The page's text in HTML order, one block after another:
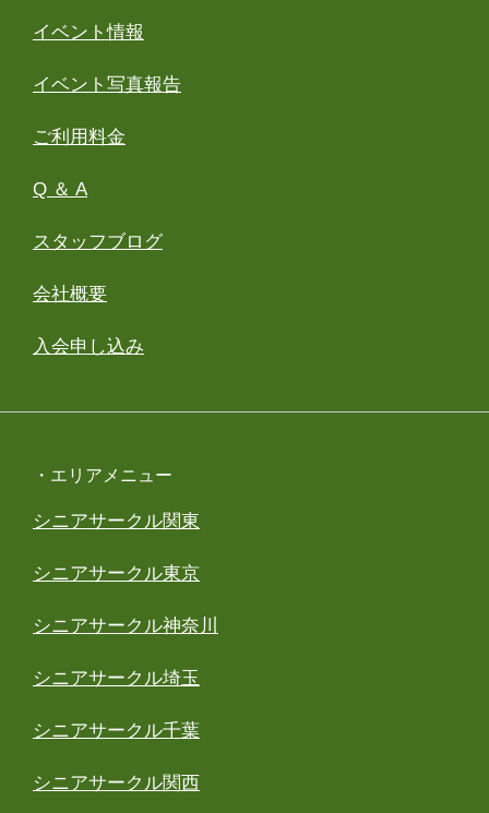
イベント情報
イベント写真報告
ご利用料金
Q ＆ A
スタッフブログ
会社概要
入会申し込み
・エリアメニュー
シニアサークル関東
シニアサークル東京
シニアサークル神奈川
シニアサークル埼玉
シニアサークル千葉
シニアサークル関西